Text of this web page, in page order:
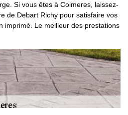
Si vous êtes à Coimeres, laissez-
de Debart Richy pour satisfaire vos
imprimé. Le meilleur des prestations